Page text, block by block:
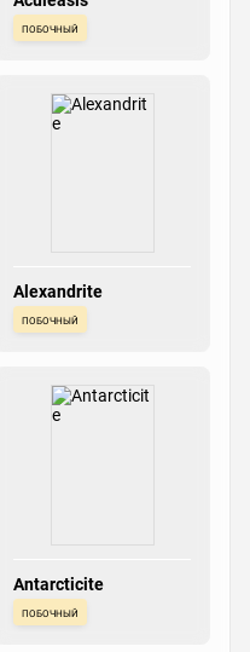
побочный
Alexandrite
побочный
Antarcticite
побочный